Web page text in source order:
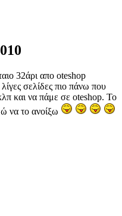
32άρι απο oteshop
σελίδες πιο πάνω που
και να πάμε σε oteshop. To
να το ανοίξω